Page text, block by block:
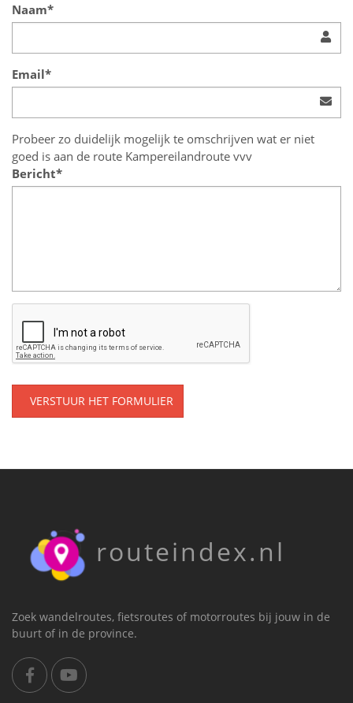
Naam*
Email*
Probeer zo duidelijk mogelijk te omschrijven wat er niet
goed is aan de route Kampereilandroute vvv
Bericht*
VERSTUUR HET FORMULIER
routeindex.nl
Zoek wandelroutes, fietsroutes of motorroutes bij jouw in de
buurt of in de province.